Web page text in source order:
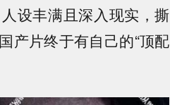
设丰满且深入现实，撕
产片终于有自己的“顶配